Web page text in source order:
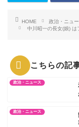
HOME
政治・ニュー
中川昭一の長女(娘) は
こちらの記
政治・ニュース
政治・ニュース